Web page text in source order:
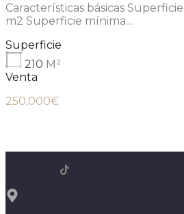
Características básicas
m2 Superficie mínima…
Superficie
210 M²
Venta
250,000€